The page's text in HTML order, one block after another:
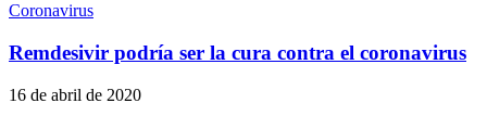
Coronavirus
Remdesivir podría ser la cura contra el coronavirus
16 de abril de 2020